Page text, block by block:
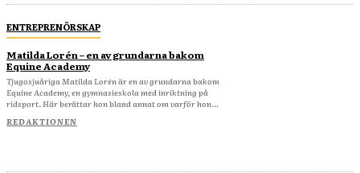
ENTREPRENÖRSKAP
Matilda Lorén – en av grundarna bakom
Equine Academy
Tjugosjuåriga Matilda Lorén är en av grundarna bakom
Equine Academy, en gymnasieskola med inriktning på
ridsport. Här berättar hon bland annat om varför hon...
REDAKTIONEN